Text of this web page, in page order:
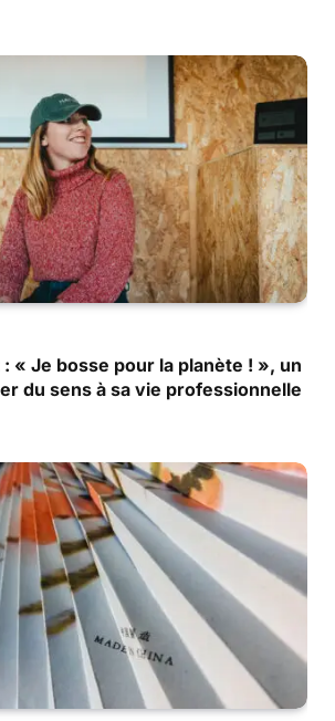
« Je bosse pour la planète ! », un
du sens à sa vie professionnelle